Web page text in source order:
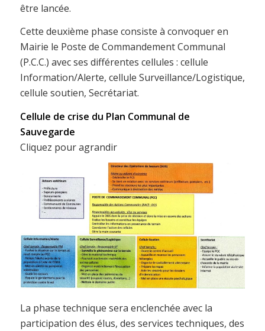
être lancée.
Cette deuxième phase consiste à convoquer en
Mairie le Poste de Commandement Communal
(P.C.C.) avec ses différentes cellules : cellule
Information/Alerte, cellule Surveillance/Logistique,
cellule soutien, Secrétariat.
Cellule de crise du Plan Communal de
Sauvegarde
Cliquez pour agrandir
La phase technique sera enclenchée avec la
participation des élus, des services techniques, des